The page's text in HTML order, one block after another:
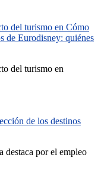
del turismo en Cómo
de Eurodisney: quiénes
del turismo en
de los destinos
destaca por el empleo